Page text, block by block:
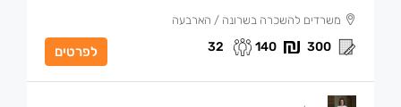
משרדים להשכרה בשרונה / הארבעה
300
140
32 לפרטים